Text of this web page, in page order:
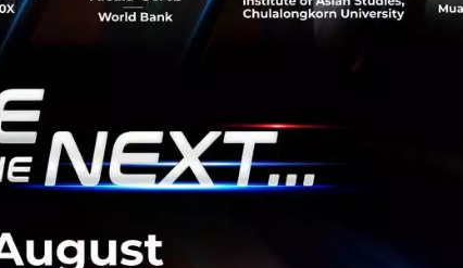
News เศรษฐกิจไทย
BOI รื้อเกณฑ์ Data Center ชู 4 มิติดันไทยสู่ฮับ AI
ยั่งยืน คุมเข้มใช้พลังงาน ทรัพยากรน้ำ พร้อมตอบโจทย์
ชาติ และการจ้างงานไทย
บีโอไอขานรับระเบียบใหม่คุมดาต้าเซ็นเตอร์ตามมติ ครม.
เปิดข้อมูล 42 โครงการ ลงทุนรวม 7.5 แสนล้านบาท
ครอบคลุมประโยชน์ต่อประเทศ พลั...